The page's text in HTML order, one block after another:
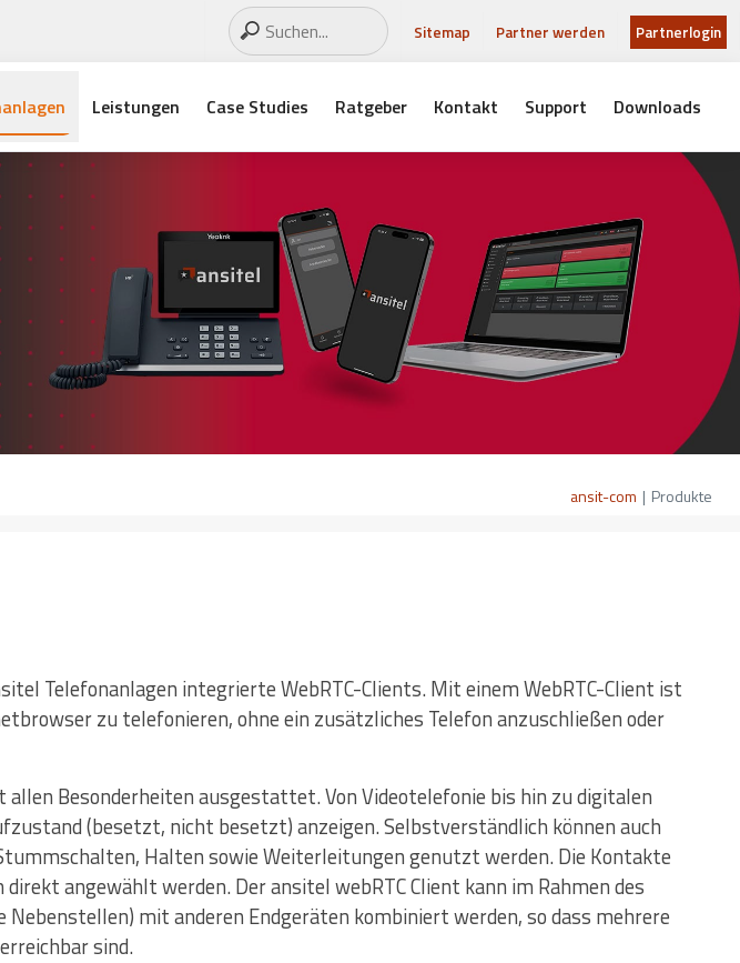
Sitemap Partner werden Partnerlogin
Leistungen Case Studies Ratgeber Kontakt Support Downloads
ansit-com | Produkte
Telefonanlagen integrierte WebRTC-Clients. Mit einem WebRTC-Client ist
zu telefonieren, ohne ein zusätzliches Telefon anzuschließen oder
allen Besonderheiten ausgestattet. Von Videotelefonie bis hin zu digitalen
(besetzt, nicht besetzt) anzeigen. Selbstverständlich können auch
Halten sowie Weiterleitungen genutzt werden. Die Kontakte
angewählt werden. Der ansitel webRTC Client kann im Rahmen des
mit anderen Endgeräten kombiniert werden, so dass mehrere
sind.